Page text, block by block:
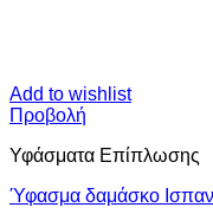
Add to wishlist
Προβολή
Υφάσματα Επίπλωσης
Ύφασμα δαμάσκο